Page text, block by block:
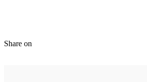
Share on